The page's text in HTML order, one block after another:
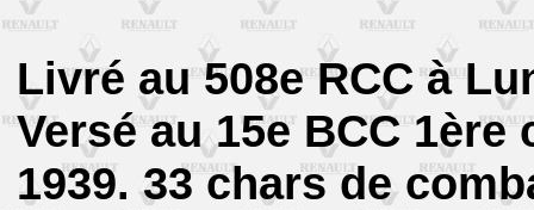
Livré au 508e RCC à
Versé au 15e BCC
1939. 33 chars de